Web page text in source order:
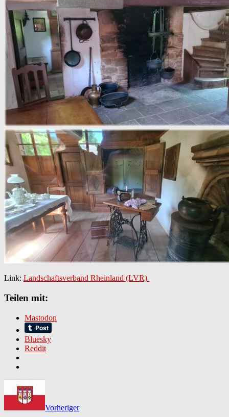
Link: Landschaftsverband Rheinland (LVR)
Teilen mit:
Mastodon
Bluesky
Reddit
Vorheriger